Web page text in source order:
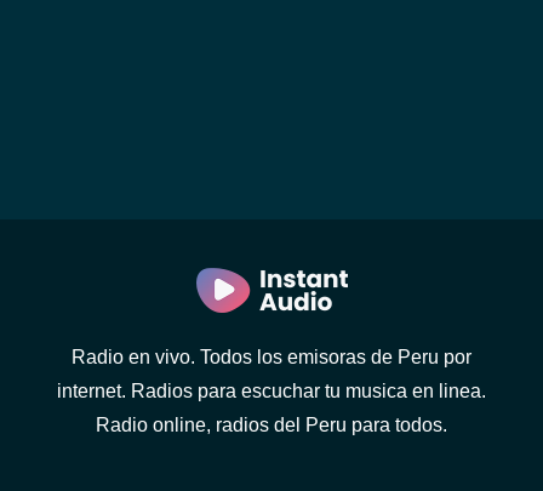
Radio en vivo. Todos los emisoras de Peru por
internet. Radios para escuchar tu musica en linea.
Radio online, radios del Peru para todos.